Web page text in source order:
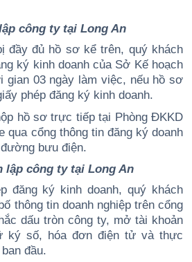
công ty tại Long An
đầy đủ hồ sơ kể trên, quý khách
ký kinh doanh của Sở Kế hoạch
gian 03 ngày làm việc, nếu hồ sơ
phép đăng ký kinh doanh.
hồ sơ trực tiếp tại Phòng ĐKKD
qua cổng thông tin đăng ký doanh
bưu điện.
lập công ty tại Long An
đăng ký kinh doanh, quý khách
thông tin doanh nghiệp trên cổng
dấu tròn công ty, mở tài khoản
ký số, hóa đơn điện tử và thực
đầu.